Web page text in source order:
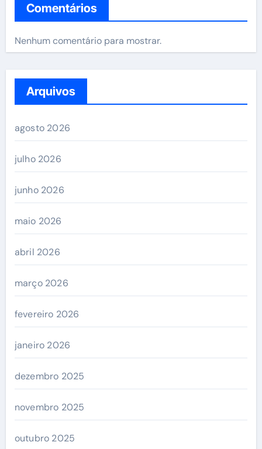
Comentários
Nenhum comentário para mostrar.
Arquivos
agosto 2026
julho 2026
junho 2026
maio 2026
abril 2026
março 2026
fevereiro 2026
janeiro 2026
dezembro 2025
novembro 2025
outubro 2025